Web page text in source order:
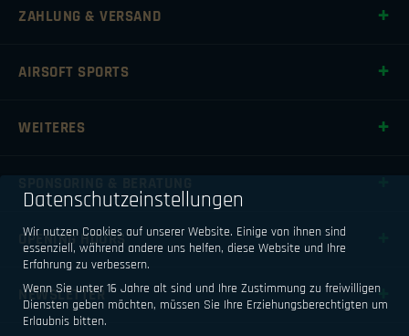
ZAHLUNG & VERSAND
AIRSOFT SPORTS
WEITERES
OPENING HOURS
NEWSLETTER
Datenschutzeinstellungen
Wir nutzen Cookies auf unserer Website. Einige von ihnen sind
essenziell, während andere uns helfen, diese Website und Ihre
Erfahrung zu verbessern.
Wenn Sie unter 16 Jahre alt sind und Ihre Zustimmung zu freiwilligen
Diensten geben möchten, müssen Sie Ihre Erziehungsberechtigten um
Erlaubnis bitten.